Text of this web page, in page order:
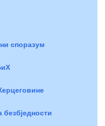
споразум
безбједности